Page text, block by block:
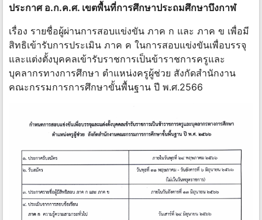
ประกาศ อ.ก.ค.ศ. เขตพื้นที่การศึกษาประถมศึกษาบึงกาฬ
เรื่อง รายชื่อผู้ผ่านการสอบแข่งขัน ภาค ก และ ภาค ข เพื่อมี
สิทธิเข้ารับการประเมิน ภาค ค ในการสอบแข่งขันเพื่อบรรจุ
และแต่งตั้งบุคคลเข้ารับราชการเป็นข้าราชการครูและ
บุคลากรทางการศึกษา ตำแหน่งครูผู้ช่วย สังกัดสำนักงาน
คณะกรรมการการศึกษาขั้นพื้นฐาน ปี พ.ศ.2566